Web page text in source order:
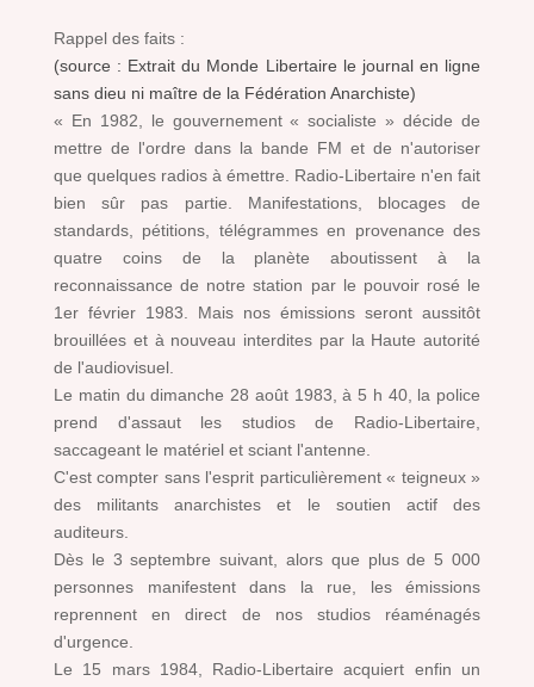
Rappel des faits :
(source : Extrait du Monde Libertaire le journal en ligne
sans dieu ni maître de la Fédération Anarchiste)
« En 1982, le gouvernement « socialiste » décide de
mettre de l'ordre dans la bande FM et de n'autoriser
que quelques radios à émettre. Radio-Libertaire n'en fait
bien sûr pas partie. Manifestations, blocages de
standards, pétitions, télégrammes en provenance des
quatre coins de la planète aboutissent à la
reconnaissance de notre station par le pouvoir rosé le
1er février 1983. Mais nos émissions seront aussitôt
brouillées et à nouveau interdites par la Haute autorité
de l'audiovisuel.
Le matin du dimanche 28 août 1983, à 5 h 40, la police
prend d'assaut les studios de Radio-Libertaire,
saccageant le matériel et sciant l'antenne.
C'est compter sans l'esprit particulièrement « teigneux »
des militants anarchistes et le soutien actif des
auditeurs.
Dès le 3 septembre suivant, alors que plus de 5 000
personnes manifestent dans la rue, les émissions
reprennent en direct de nos studios réaménagés
d'urgence.
Le 15 mars 1984, Radio-Libertaire acquiert enfin un